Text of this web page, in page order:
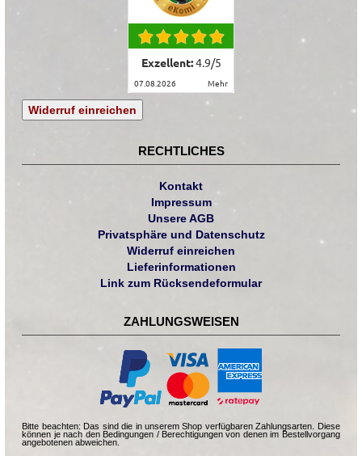
Exzellent:4.9/5
07.08.2026 mehr
Widerruf einreichen
RECHTLICHES
Kontakt
Impressum
Unsere AGB
Privatsphäre und Datenschutz
Widerruf einreichen
Lieferinformationen
Link zum Rücksendeformular
ZAHLUNGSWEISEN
Bitte beachten: Das sind die in unserem Shop verfügbaren Zahlungsarten. Diese
können je nach den Bedingungen / Berechtigungen von denen im Bestellvorgang
angebotenen abweichen.